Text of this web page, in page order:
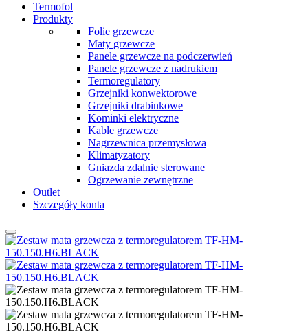
Termofol
Produkty
Folie grzewcze
Maty grzewcze
Panele grzewcze na podczerwień
Panele grzewcze z nadrukiem
Termoregulatory
Grzejniki konwektorowe
Grzejniki drabinkowe
Kominki elektryczne
Kable grzewcze
Nagrzewnica przemysłowa
Klimatyzatory
Gniazda zdalnie sterowane
Ogrzewanie zewnętrzne
Outlet
Szczegóły konta